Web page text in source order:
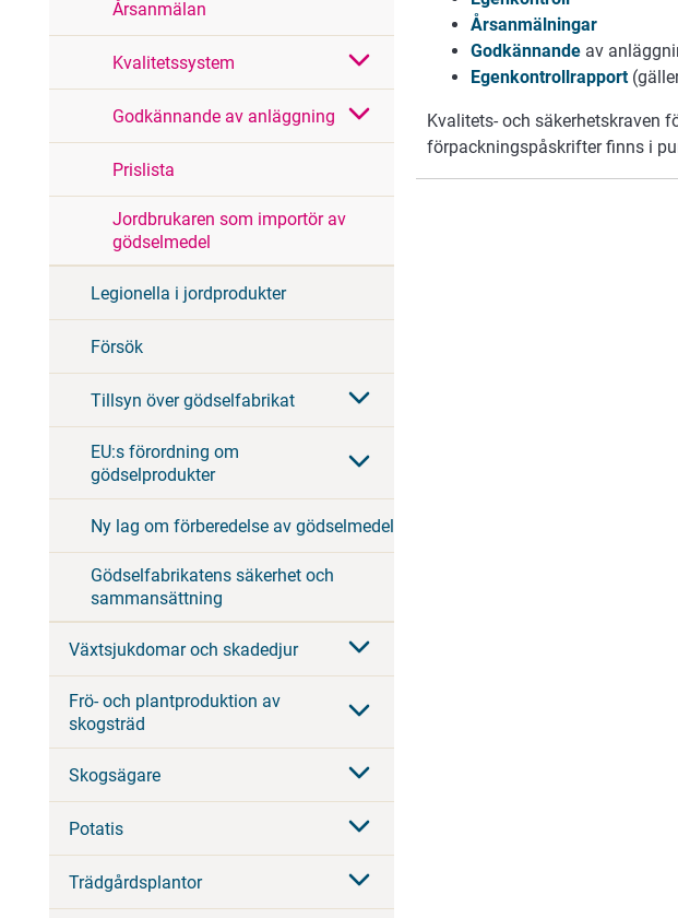
Årsanmälan
Kvalitetssystem
Godkännande av anläggning
Prislista
Jordbrukaren som importör av
gödselmedel
Legionella i jordprodukter
Försök
Tillsyn över gödselfabrikat
EU:s förordning om
gödselprodukter
Ny lag om förberedelse av gödselmedel
Gödselfabrikatens säkerhet och
sammansättning
Växtsjukdomar och skadedjur
Frö- och plantproduktion av
skogsträd
Skogsägare
Potatis
Trädgårdsplantor
Årsanmälningar
Godkännande av
Egenkontrollrapport
Kvalitets- och säkerhetskraven
förpackningspåskrifter finns i